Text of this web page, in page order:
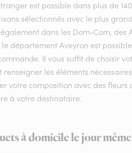
est possible dans plus de
sélectionnés avec le plus
dans les Dom-Com, des
département Aveyron est
Il vous suffit de choisir
les éléments
votre composition avec des
à votre destinataire.
à domicile le jour